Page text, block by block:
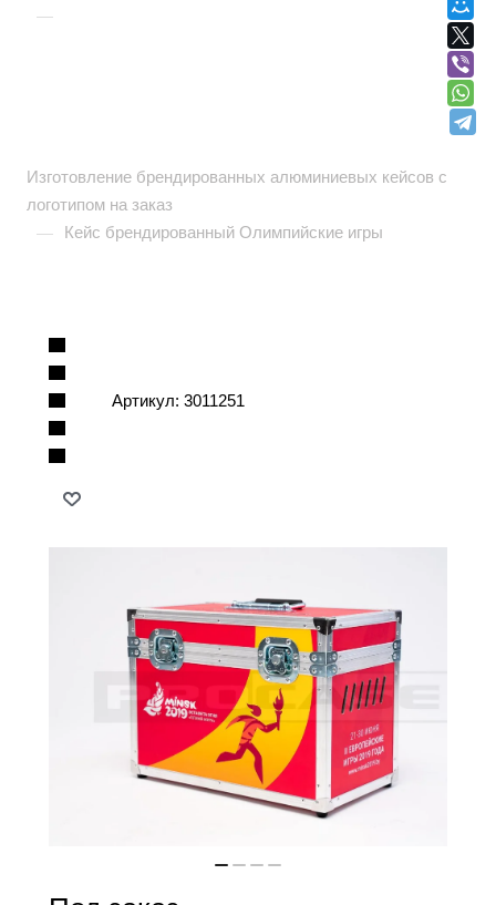
—
Изготовление брендированных алюминиевых кейсов с
логотипом на заказ
—
Кейс брендированный Олимпийские игры
Артикул: 3011251